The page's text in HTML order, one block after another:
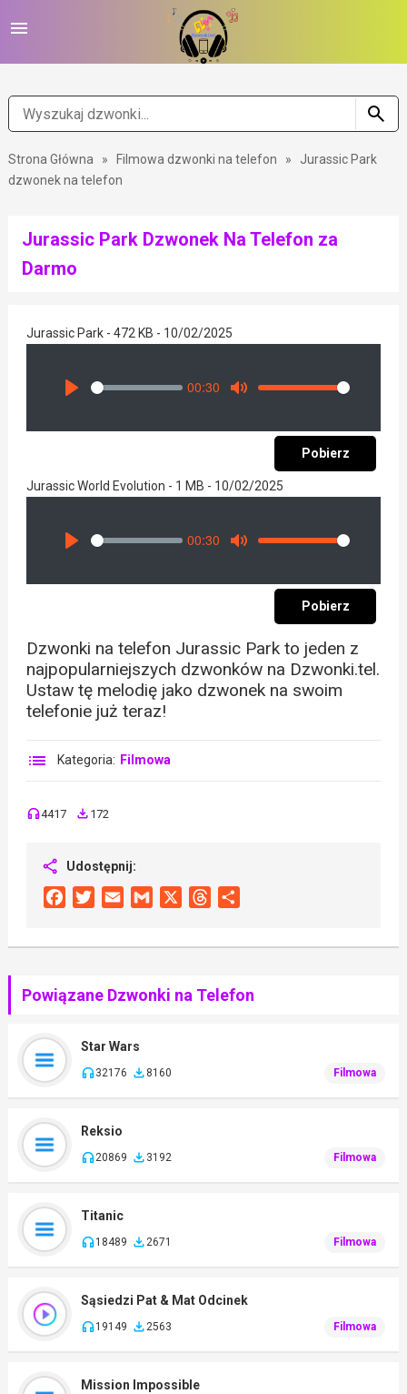
Strona Główna » Filmowa dzwonki na telefon »
Jurassic Park
dzwonek na telefon
Jurassic Park Dzwonek Na Telefon za
Darmo
Jurassic Park - 472 KB - 10/02/2025
Seek
00:30
Volume
Pobierz
Jurassic World Evolution - 1 MB - 10/02/2025
Seek
00:30
Volume
Pobierz
Dzwonki na telefon Jurassic Park to jeden z
najpopularniejszych dzwonków na Dzwonki.tel.
Ustaw tę melodię jako dzwonek na swoim
telefonie już teraz!
Kategoria: Filmowa
4417 172
Udostępnij:
FacebookTwitterEmail Gmail Threads
Powiązane Dzwonki na Telefon
Star Wars
32176 8160 Filmowa
Reksio
20869 3192 Filmowa
Titanic
18489 2671 Filmowa
Sąsiedzi Pat & Mat Odcinek
19149 2563 Filmowa
Mission Impossible